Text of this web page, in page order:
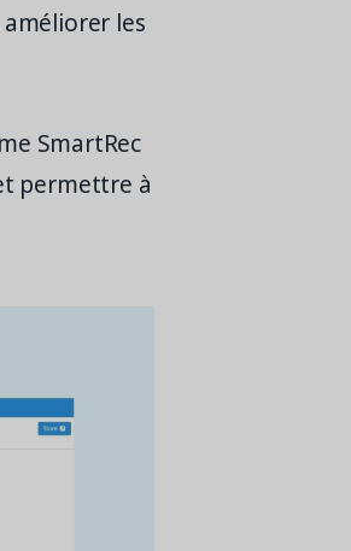
les
SmartRec
permettre à